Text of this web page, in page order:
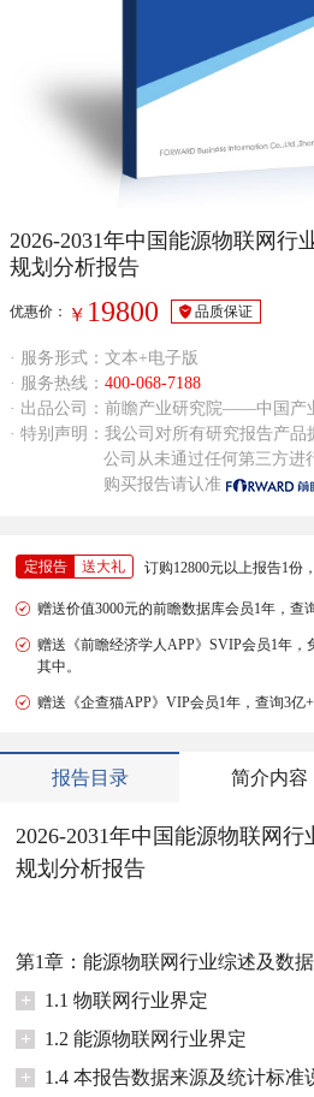
2026-2031年中国能源物联网行
规划分析报告
优惠价： ￥ 19800 品质保证
· 服务形式：文本+电子版
· 服务热线： 400-068-7188
· 出品公司：前瞻产业研究院——中国产
· 特别声明：我公司对所有研究报告产品
公司从未通过任何第三方进行
购买报告请认准
定报告 送大礼 订购12800元以上报告1份
赠送价值3000元的前瞻数据库会员1年，查
赠送《前瞻经济学人APP》SVIP会员1年
其中。
赠送《企查猫APP》VIP会员1年，查询3亿+
报告目录 简介内容
2026-2031年中国能源物联网
规划分析报告
第1章：能源物联网行业综述及数
+
1.1 物联网行业界定
+
1.2 能源物联网行业界定
+
1.4 本报告数据来源及统计标准